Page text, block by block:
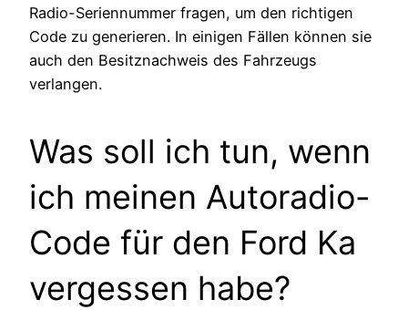
Radio-Seriennummer fragen, um den richtigen
Code zu generieren. In einigen Fällen können sie
auch den Besitznachweis des Fahrzeugs
verlangen.
Was soll ich tun, wenn
ich meinen Autoradio-
Code für den Ford Ka
vergessen habe?